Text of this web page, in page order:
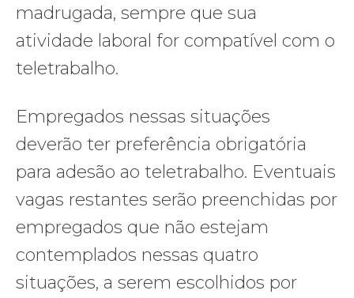
madrugada, sempre que sua
atividade laboral for compatível com o
teletrabalho.
Empregados nessas situações
deverão ter preferência obrigatória
para adesão ao teletrabalho. Eventuais
vagas restantes serão preenchidas por
empregados que não estejam
contemplados nessas quatro
situações, a serem escolhidos por